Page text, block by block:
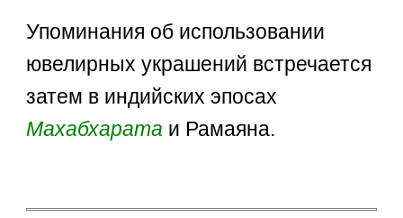
Упоминания об использовании
ювелирных украшений встречается
затем в индийских эпосах
Махабхарата и Рамаяна.